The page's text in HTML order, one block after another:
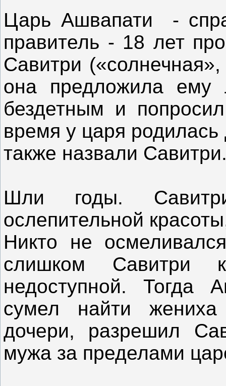
Царь Ашвапати -
правитель - 18 лет
Савитри
она предложила
бездетным и
время у царя родилась
также назвали
Шли годы.
ослепительной
Никто не
слишком Савитри
недоступной. Тогда
сумел найти
дочери, разрешил
мужа за пределами